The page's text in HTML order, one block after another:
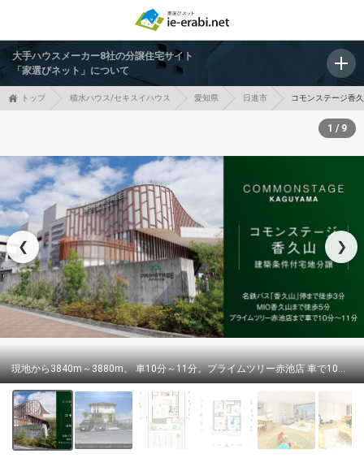
大手ハウスメーカー8社の分譲住宅サイト
「家選びネット」について
トップ 積水ハウス/セキスイハウス 愛知県 日進市 コモンステージ香
❮
現地から3840m～3880m。 車10分～11分。プライムツリー赤池店 車で10～11分（約3,840～3,880m）※2024年9月撮影
❯
1 / 9